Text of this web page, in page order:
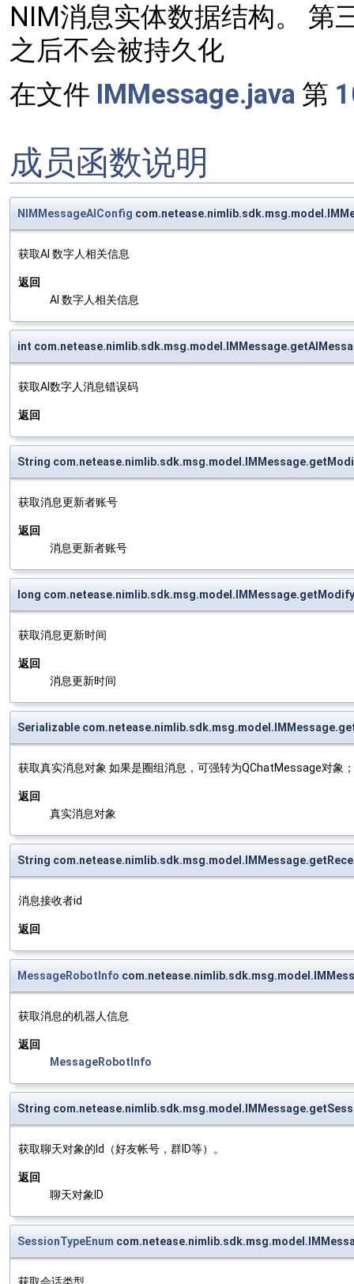
NIM消息实体数据结构。 第
之后不会被持久化
在文件 IMMessage.java 第
成员函数说明
NIMMessageAIConfig
获取AI 数字人相关信息
返回
AI 数字人相关信息
int
获取AI数字人消息错误码
返回
String
获取消息更新者账号
返回
消息更新者账号
long
获取消息更新时间
返回
消息更新时间
Serializable
获取真实消息对象 如果是圈组消息，可强转为QChatMessage对象
返回
真实消息对象
String
消息接收者id
返回
MessageRobotInfo
获取消息的机器人信息
返回
MessageRobotInfo
String
获取聊天对象的Id（好友帐号，群ID等）。
返回
聊天对象ID
SessionTypeEnum